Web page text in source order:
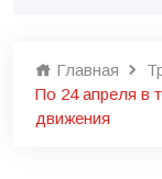
Главная
По 24 апреля в
движения